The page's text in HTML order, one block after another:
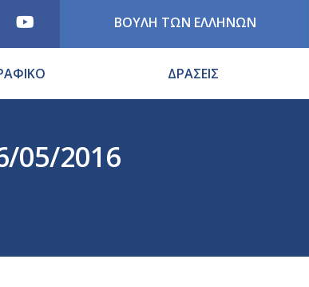
ΒΟΥΛΗ ΤΩΝ ΕΛΛΗΝΩΝ
ΔΡΑΣΕΙΣ
05/2016